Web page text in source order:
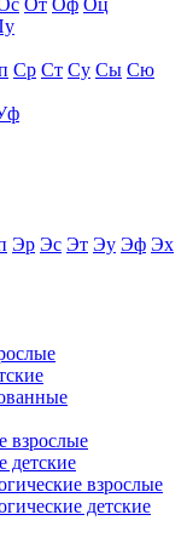
От Оф Оц
Ср Ст Су Сы Сю
Эр Эс Эт Эу Эф Эх
взрослые
детские
взрослые
детские